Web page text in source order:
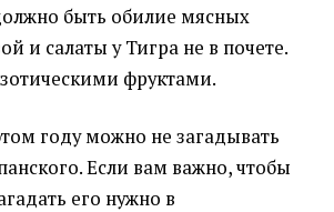
быть обилие мясных
и салаты у Тигра не в почете.
фруктами.
году можно не загадывать
Если вам важно, чтобы
его нужно в